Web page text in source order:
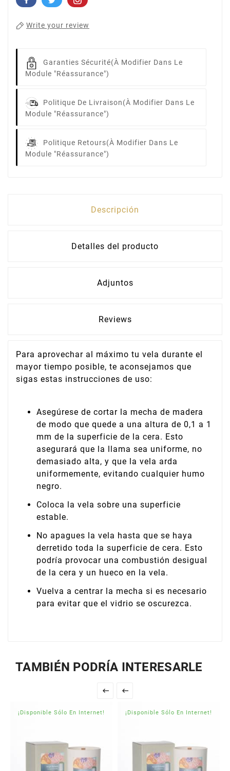
Write your review
Garanties Sécurité(à Modifier Dans Le
Module "Réassurance")
Politique De Livraison(à Modifier Dans Le
Module "Réassurance")
Politique Retours(à Modifier Dans Le
Module "Réassurance")
Descripción
Detalles del producto
Adjuntos
Reviews
Para aprovechar al máximo tu vela durante el
mayor tiempo posible, te aconsejamos que
sigas estas instrucciones de uso:
Asegúrese de cortar la mecha de madera
de modo que quede a una altura de 0,1 a 1
mm de la superficie de la cera. Esto
asegurará que la llama sea uniforme, no
demasiado alta, y que la vela arda
uniformemente, evitando cualquier humo
negro.
Coloca la vela sobre una superficie
estable.
No apagues la vela hasta que se haya
derretido toda la superficie de cera. Esto
podría provocar una combustión desigual
de la cera y un hueco en la vela.
Vuelva a centrar la mecha si es necesario
para evitar que el vidrio se oscurezca.
TAMBIÉN PODRÍA INTERESARLE
 
¡Disponible Sólo En Internet! ¡Disponible Sólo En Internet!